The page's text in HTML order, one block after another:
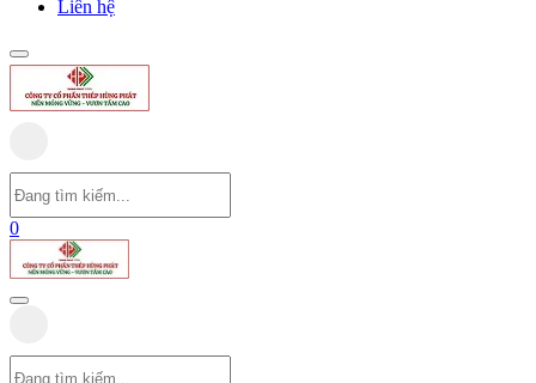
Liên hệ
0